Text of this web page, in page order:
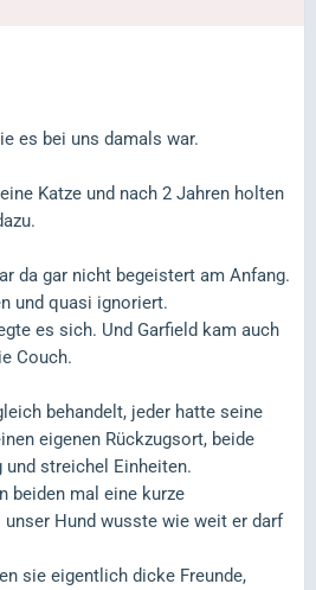
es bei uns damals war.
Katze und nach 2 Jahren holten
da gar nicht begeistert am Anfang.
und quasi ignoriert.
es sich. Und Garfield kam auch
Couch.
behandelt, jeder hatte seine
eigenen Rückzugsort, beide
und streichel Einheiten.
beiden mal eine kurze
Hund wusste wie weit er darf
sie eigentlich dicke Freunde,